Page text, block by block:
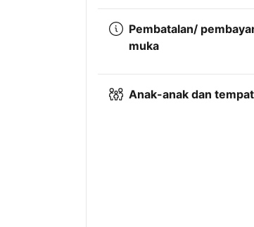
Pembatalan/
muka
Anak-anak dan